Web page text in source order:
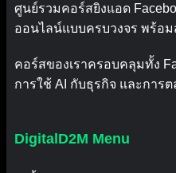
ศูนย์รวมคอร์สยิงแอด
ออนไลน์แบบครบวงจร พร้อ
คอร์สของเราครอบคลุมทั้ง
การใช้ AI กับธุรกิจ และการ
DigitalD2M Menu